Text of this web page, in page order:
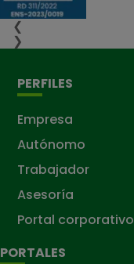
❮
❯
PERFILES
Empresa
Autónomo
Trabajador
Asesoría
Portal corporativo
PORTALES